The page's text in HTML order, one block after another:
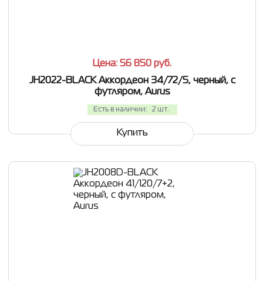
Цена: 56 850 руб.
JH2022-BLACK Аккордеон 34/72/5, черный, с
футляром, Aurus
Есть в наличии: 2 шт.
Купить